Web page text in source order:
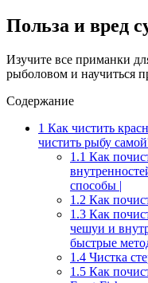
Польза и вред
Изучите все приманки
рыболовом и научиться
Содержание
1 Как чистить
чистить рыбу
1.1 Как
способы |
1.2 Как
1.3 Как
чешуи и
быстрые
1.4 Чистка
1.5 Как